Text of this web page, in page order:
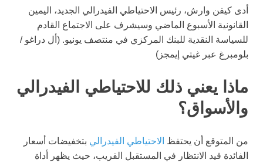
أدى كيفن وارش، رئيس الاحتياطي الفيدرالي الجديد، اليمين
القانونية الأسبوع الماضي وسيشرف على الاجتماع القادم
للسياسة النقدية للبنك المركزي في منتصف يونيو. (أل دراغو /
بلومبرغ عبر غيتي إيمجز)
ماذا يعني ذلك للاحتياطي الفيدرالي
والأسواق؟
من المتوقع أن يحتفظ الاحتياطي الفيدرالي بتخفيضات أسعار
الفائدة قيد الانتظار في المستقبل القريب، حيث يظهر أداة